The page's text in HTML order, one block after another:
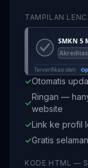
TAMPILAN
✓Otomatis
✓
Ringan —
website
✓Link ke profil
✓Gratis
KODE HTML —